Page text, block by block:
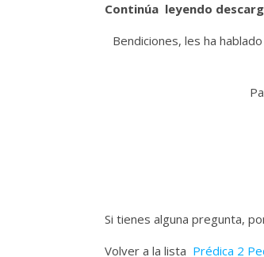
Continúa leyendo
Bendiciones, les ha
Si tienes alguna pregunta,
Volver a la lista Prédica 2